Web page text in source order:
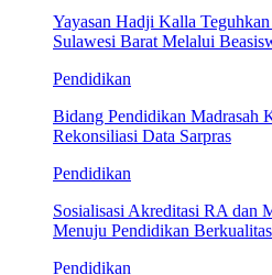
Yayasan Hadji Kalla
Sulawesi Barat Melalui
Pendidikan
Bidang Pendidikan Madrasah
Rekonsiliasi Data Sarpras
Pendidikan
Sosialisasi Akreditasi RA dan
Menuju Pendidikan Berkualitas
Pendidikan